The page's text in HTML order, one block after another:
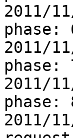
2011/
phase:
2011/
phase:
2011/
phase:
2011/